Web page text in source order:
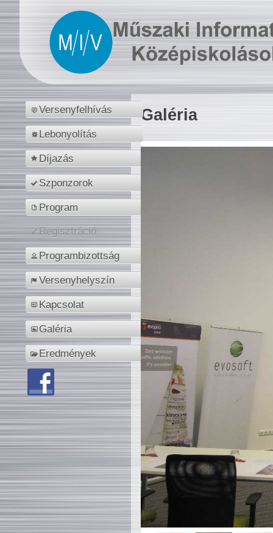
Versenyfelhívás
Lebonyolítás
Díjazás
Szponzorok
Program
Regisztráció
Programbizottság
Versenyhelyszín
Kapcsolat
Galéria
Eredmények
Galéria